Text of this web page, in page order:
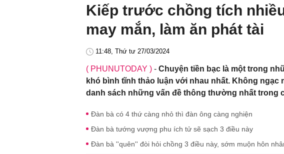
Kiếp trước chồng tích
may mắn, làm ăn phát tài
11:48, Thứ tư 27/03/2024
( PHUNUTODAY ) - Chuyện tiền bạc là một trong
khó bình tĩnh thảo luận với nhau nhất. Không ngạc
danh sách những vấn đề thông thường nhất trong
Đàn bà có 4 thứ càng nhỏ thì đàn ông càng nghiện
Đàn bà tướng vượng phu ích tử sẽ sạch 3 điều này
Đàn bà ''quên'' đòi hỏi chồng 3 điều này, sớm muộn hôn